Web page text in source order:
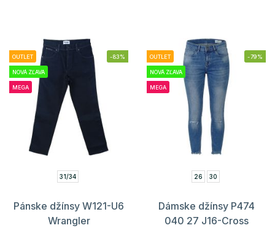
OUTLET
NOVÁ ZĽAVA
MEGA
-83%
31/34
Pánske džínsy W121-U6
Wrangler
OUTLET
NOVÁ ZĽAVA
MEGA
-79%
26 30
Dámske džínsy P474
040 27 J16-Cross